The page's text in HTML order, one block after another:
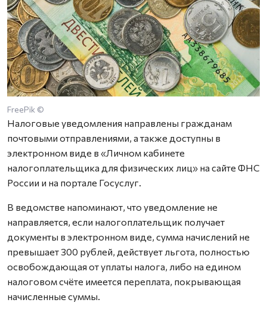
FreePik ©
Налоговые уведомления направлены гражданам
почтовыми отправлениями, а также доступны в
электронном виде в «Личном кабинете
налогоплательщика для физических лиц» на сайте ФНС
России и на портале Госуслуг.
В ведомстве напоминают, что уведомление не
направляется, если налогоплательщик получает
документы в электронном виде, сумма начислений не
превышает 300 рублей, действует льгота, полностью
освобождающая от уплаты налога, либо на едином
налоговом счёте имеется переплата, покрывающая
начисленные суммы.